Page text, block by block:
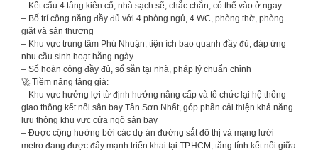
– Kết cấu 4 tầng kiên cố, nhà sạch sẽ, chắc chắn, có thể vào ở ngay
– Bố trí công năng đầy đủ với 4 phòng ngủ, 4 WC, phòng thờ, phòng
giặt và sân thượng
– Khu vực trung tâm Phú Nhuận, tiện ích bao quanh đầy đủ, đáp ứng
nhu cầu sinh hoạt hằng ngày
– Sổ hoàn công đầy đủ, sổ sẵn tại nhà, pháp lý chuẩn chỉnh
🚀 Tiềm năng tăng giá:
– Khu vực hưởng lợi từ định hướng nâng cấp và tổ chức lại hệ thống
giao thông kết nối sân bay Tân Sơn Nhất, góp phần cải thiện khả năng
lưu thông khu vực cửa ngõ sân bay
– Được cộng hưởng bởi các dự án đường sắt đô thị và mạng lưới
metro đang được đẩy mạnh triển khai tại TP.HCM, tăng tính kết nối giữa